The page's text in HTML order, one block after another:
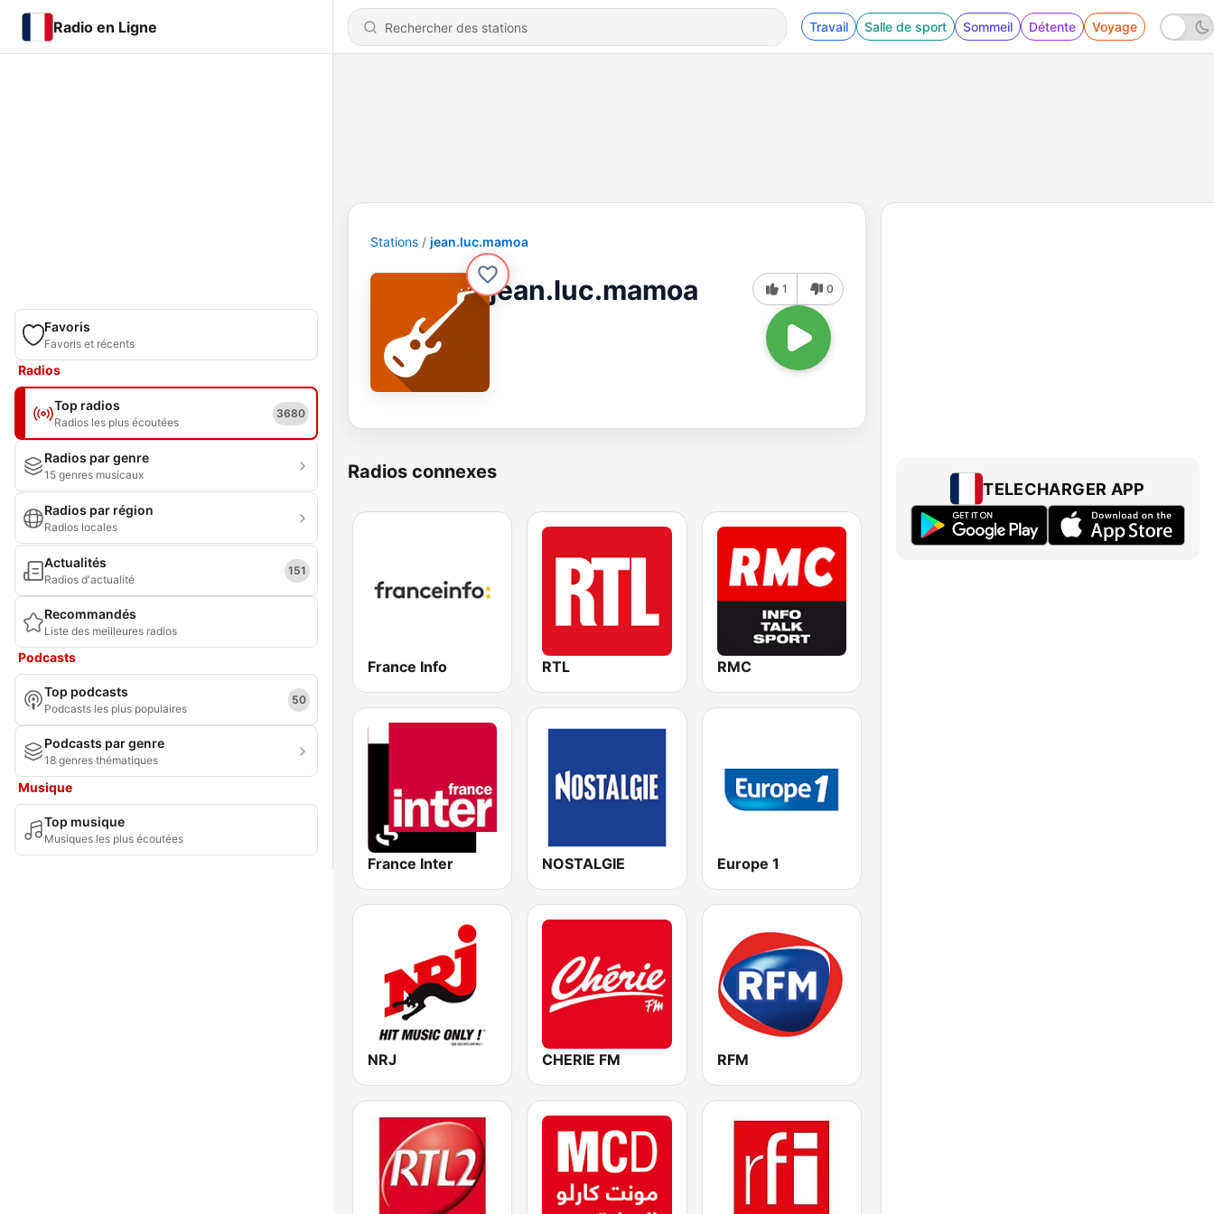
Radio en Ligne Travail Salle de sport Sommeil Détente Voyage
Favoris
Favoris et récents
Radios
Top radios
Radios les plus écoutées
3680
Radios par genre
15 genres musicaux
Radios par région
Radios locales
Actualités
Radios d'actualité
151
Recommandés
Liste des meilleures radios
Podcasts
Top podcasts
Podcasts les plus populaires
50
Podcasts par genre
18 genres thématiques
Musique
Top musique
Musiques les plus écoutées
Stations jean.luc.mamoa
jean.luc.mamoa 1 0
Radios connexes
France Info RTL RMC
France Inter NOSTALGIE Europe 1
NRJ CHERIE FM RFM
TELECHARGER APP